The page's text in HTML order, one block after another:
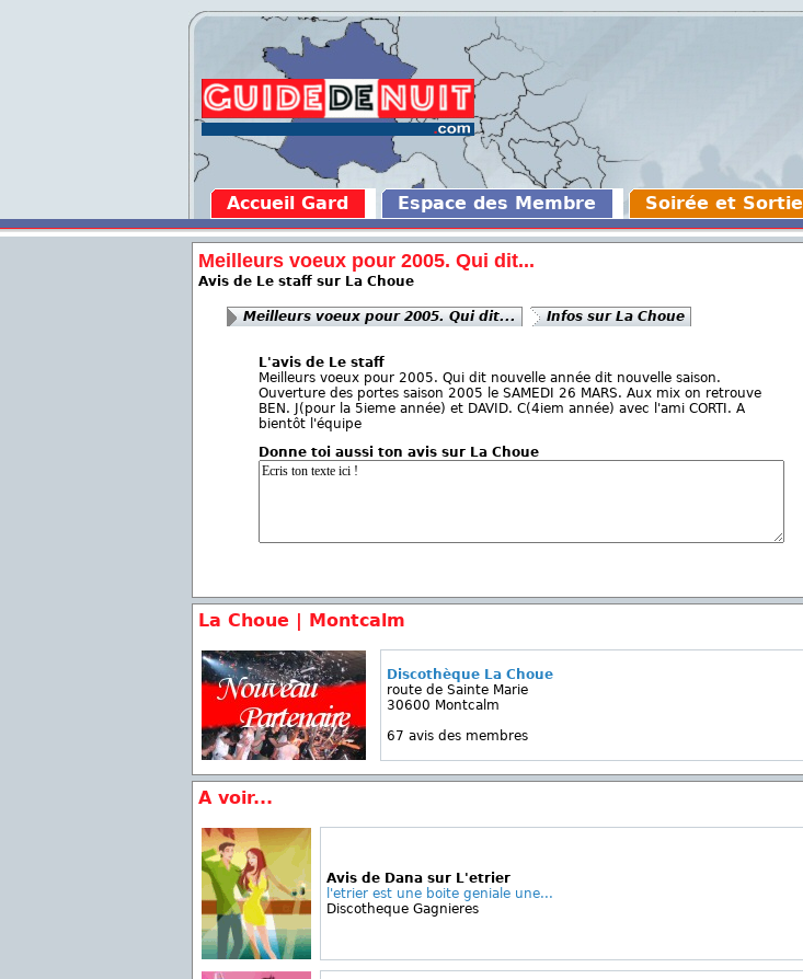
Accueil Gard Espace des Membre Soirée et Sortie
Meilleurs voeux pour 2005. Qui dit...
Avis de Le staff sur La Choue
Meilleurs voeux pour 2005. Qui dit... Infos sur La Choue
L'avis de Le staff
Meilleurs voeux pour 2005. Qui dit nouvelle année dit nouvelle saison.
Ouverture des portes saison 2005 le SAMEDI 26 MARS. Aux mix on retrouve
BEN. J(pour la 5ieme année) et DAVID. C(4iem année) avec l'ami CORTI. A
bientôt l'équipe
Donne toi aussi ton avis sur La Choue
La Choue | Montcalm
Discothèque La Choue
route de Sainte Marie
30600 Montcalm
67 avis des membres
A voir...
Avis de Dana sur L'etrier
l'etrier est une boite geniale une...
Discotheque Gagnieres